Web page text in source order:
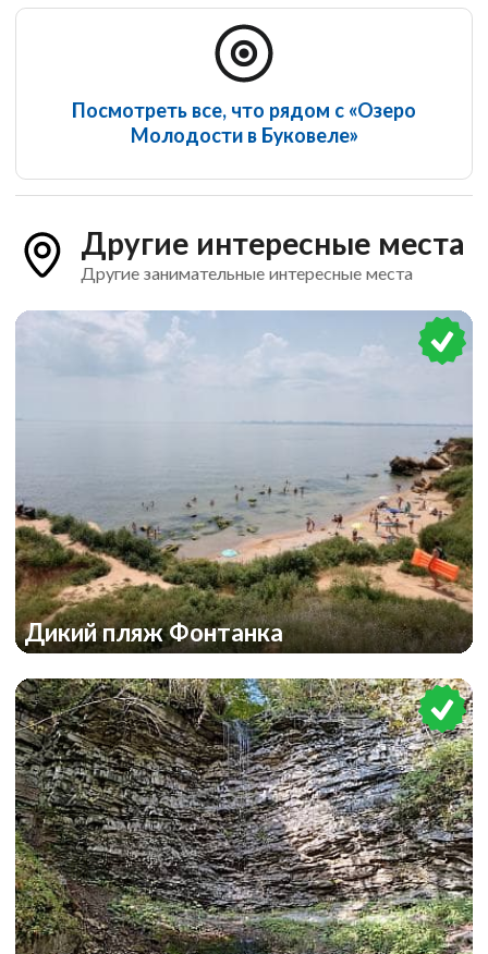
Посмотреть все, что рядом с «Озеро
Молодости в Буковеле»
Другие интересные места
Другие занимательные интересные места
Дикий пляж Фонтанка